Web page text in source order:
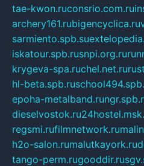
tae-kwon.ruconsrio.com.ru
archery161.rubigencyclica.ru
sarmiento.spb.su
iskatour.spb.rusnpi.org.ru
krygeva-spa.ruchel.net.ru
hl-beta.spb.ru
epoha-metalband.ru
dieselvostok.ru
regsmi.rufilmnetwork.ru
h2o-salon.rumalutkayork.ru
tango-perm.rugooddir.ru